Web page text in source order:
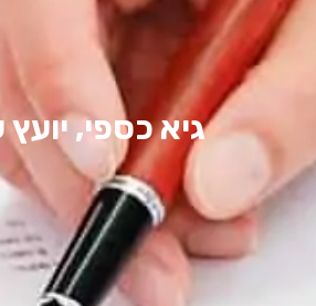
גיא כספי, יועץ